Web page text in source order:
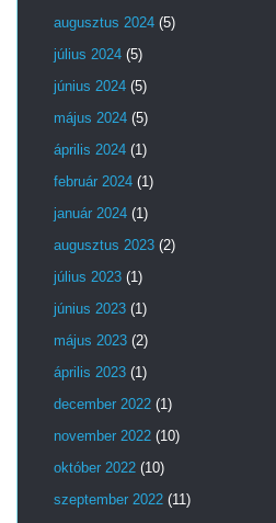
augusztus 2024 (5)
július 2024 (5)
június 2024 (5)
május 2024 (5)
április 2024 (1)
február 2024 (1)
január 2024 (1)
augusztus 2023 (2)
július 2023 (1)
június 2023 (1)
május 2023 (2)
április 2023 (1)
december 2022 (1)
november 2022 (10)
október 2022 (10)
szeptember 2022 (11)